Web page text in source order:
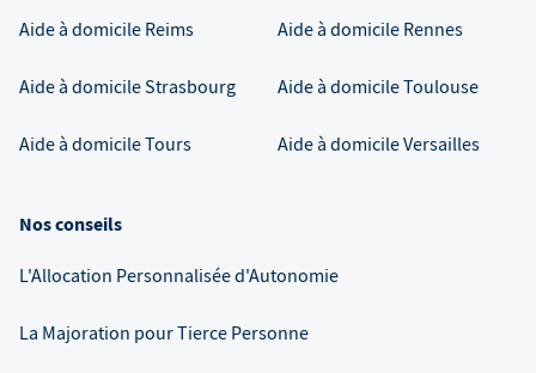
Aide à domicile Reims Aide à domicile Rennes
Aide à domicileStrasbourg Aide à domicileToulouse
Aide à domicileTours Aide à domicileVersailles
Nos conseils
L'Allocation Personnalisée d'Autonomie
La Majoration pour Tierce Personne